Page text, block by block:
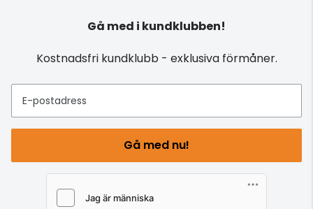
Gå med i kundklubben!
Kostnadsfri kundklubb - exklusiva förmåner.
E-postadress
Gå med nu!